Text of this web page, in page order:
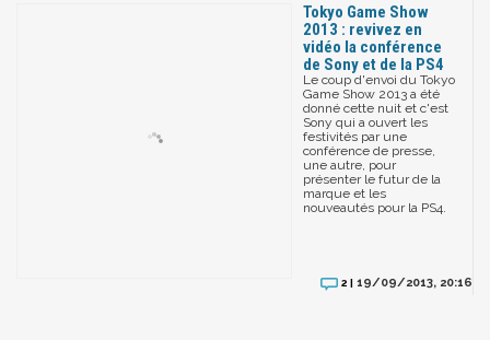
Tokyo Game Show
2013 : revivez en
vidéo la conférence
de Sony et de la PS4
Le coup d'envoi du Tokyo
Game Show 2013 a été
donné cette nuit et c'est
Sony qui a ouvert les
festivités par une
conférence de presse,
une autre, pour
présenter le futur de la
marque et les
nouveautés pour la PS4.
2 | 19/09/2013, 20:16